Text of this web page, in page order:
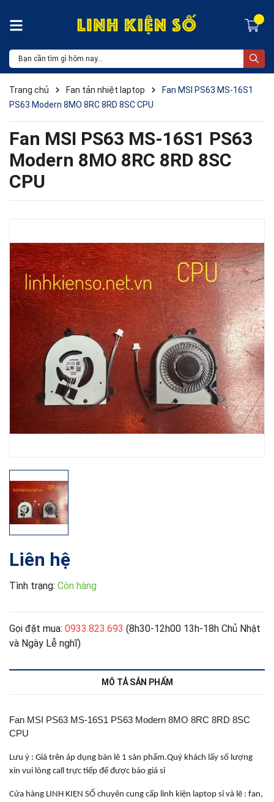
Trang chủ Fan tản nhiệt laptop
Fan MSI PS63 MS-16S1
PS63 Modern 8MO 8RC 8RD 8SC CPU
Fan MSI PS63 MS-16S1 PS63
Modern 8MO 8RC 8RD 8SC
CPU
Liên hệ
Tình trạng: Còn hàng
Gọi đặt mua: 0933.823.693 (8h30-12h00 13h-18h Chủ Nhật
và Ngày Lễ nghĩ)
MÔ TẢ SẢN PHẨM
Fan MSI PS63 MS-16S1 PS63 Modern 8MO 8RC 8RD 8SC
CPU
Lưu ý : Giá trên áp dụng bán lẽ 1 sản phẩm.Quý khách lấy số lượng
xin vui lòng call trực tiếp để được báo giá sỉ
Cửa hàng LINH KIỆN SỐ chuyên cung cấp linh kiện laptop sỉ và lẽ : fan,